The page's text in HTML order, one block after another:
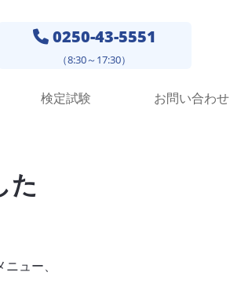
0250-43-5551
（8:30～17:30）
検定試験 お問い合わせ
た
ュー、